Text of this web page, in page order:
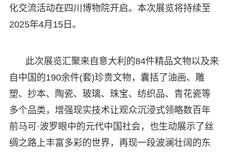
化交流活动在四川博物院开启。本次展览将持续至
2025年4月15日。
此次展览汇聚来自意大利的84件精品文物以及来
自中国的190余件(套)珍贵文物，囊括了油画、雕
塑、抄本、陶瓷、玻璃、珠宝、纺织品、青花瓷等
多个品类，增强现实技术让观众沉浸式领略数百年
前马可·波罗眼中的元代中国社会，也生动展示了丝
绸之路上丰富多彩的世界，再现一段波澜壮阔的东